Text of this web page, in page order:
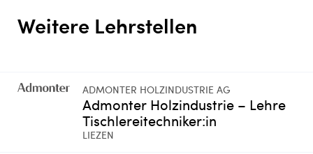
Weitere Lehrstellen
ADMONTER HOLZINDUSTRIE AG
Admonter Holzindustrie – Lehre
Tischlereitechniker:in
LIEZEN